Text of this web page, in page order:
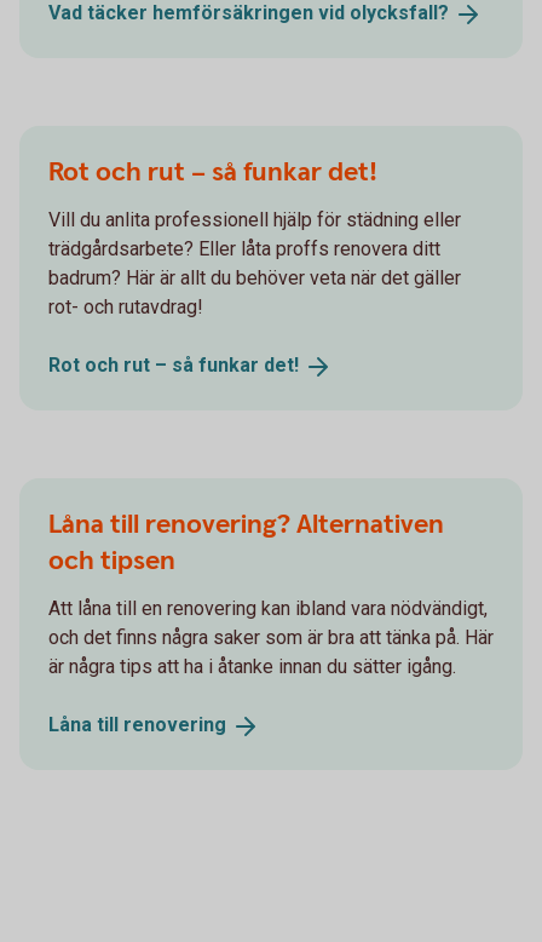
Vad täcker hemförsäkringen vid olycksfall?
Rot och rut – så funkar det!
Vill du anlita professionell hjälp för städning eller
trädgårdsarbete? Eller låta proffs renovera ditt
badrum? Här är allt du behöver veta när det gäller
rot- och rutavdrag!
Rot och rut – så funkar det!
Låna till renovering? Alternativen
och tipsen
Att låna till en renovering kan ibland vara nödvändigt,
och det finns några saker som är bra att tänka på. Här
är några tips att ha i åtanke innan du sätter igång.
Låna till renovering